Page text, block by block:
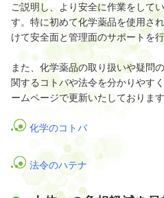
ご説明し、より安全に作業をして
す。特に初めて化学薬品を使用さ
けて安全面と管理面のサポートを
また、化学薬品の取り扱いや疑問
関するコトバや法令を分かりやす
ームページで更新いたしておりま
化学のコトバ
法令のハテナ